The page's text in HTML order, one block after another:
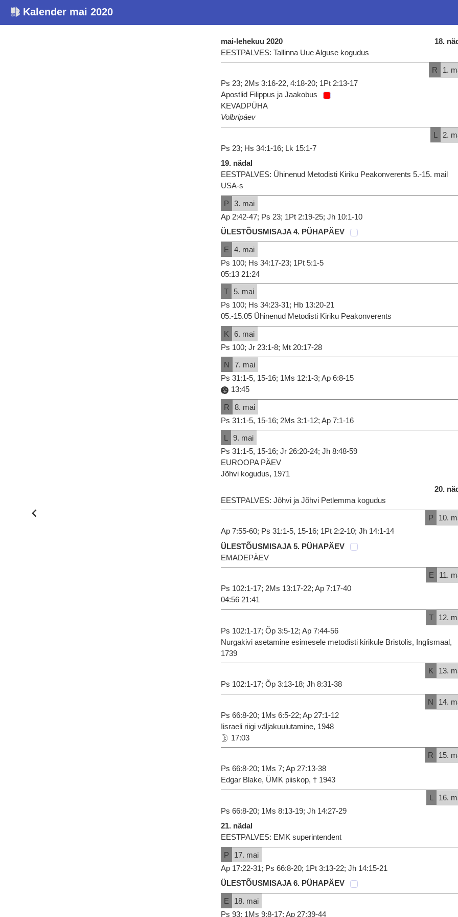
Kalender mai 2020
18.
mai-lehekuu 2020
EESTPALVES: Tallinna Uue Alguse kogudus
R
1.
Ps 23; 2Ms 3:16-22, 4:18-20; 1Pt 2:13-17
Apostlid Filippus ja Jaakobus
KEVADPÜHA
Volbripäev
L
2.
Ps 23; Hs 34:1-16; Lk 15:1-7
19. nädal
EESTPALVES: Ühinenud Metodisti Kiriku Peakonverents 5.-15. mail
USA-s
P
3. mai
Ap 2:42-47; Ps 23; 1Pt 2:19-25; Jh 10:1-10
ÜLESTÕUSMISAJA 4. PÜHAPÄEV
E
4. mai
Ps 100; Hs 34:17-23; 1Pt 5:1-5
05:13 21:24
T
5. mai
Ps 100; Hs 34:23-31; Hb 13:20-21
05.-15.05 Ühinenud Metodisti Kiriku Peakonverents
K
6. mai
Ps 100; Jr 23:1-8; Mt 20:17-28
N
7. mai
Ps 31:1-5, 15-16; 1Ms 12:1-3; Ap 6:8-15
13:45
R
8. mai
Ps 31:1-5, 15-16; 2Ms 3:1-12; Ap 7:1-16
L
9. mai
Ps 31:1-5, 15-16; Jr 26:20-24; Jh 8:48-59
EUROOPA PÄEV
Jõhvi kogudus, 1971
20.
EESTPALVES: Jõhvi ja Jõhvi Petlemma kogudus
P
10.
Ap 7:55-60; Ps 31:1-5, 15-16; 1Pt 2:2-10; Jh 14:1-14
ÜLESTÕUSMISAJA 5. PÜHAPÄEV
EMADEPÄEV
E
11.
Ps 102:1-17; 2Ms 13:17-22; Ap 7:17-40
04:56 21:41
T
12.
Ps 102:1-17; Õp 3:5-12; Ap 7:44-56
Nurgakivi asetamine esimesele metodisti kirikule Bristolis, Inglismaal,
1739
K
13.
Ps 102:1-17; Õp 3:13-18; Jh 8:31-38
N
14.
Ps 66:8-20; 1Ms 6:5-22; Ap 27:1-12
Iisraeli riigi väljakuulutamine, 1948
17:03
R
15.
Ps 66:8-20; 1Ms 7; Ap 27:13-38
Edgar Blake, ÜMK piiskop, † 1943
L
16.
Ps 66:8-20; 1Ms 8:13-19; Jh 14:27-29
21. nädal
EESTPALVES: EMK superintendent
P
17. mai
Ap 17:22-31; Ps 66:8-20; 1Pt 3:13-22; Jh 14:15-21
ÜLESTÕUSMISAJA 6. PÜHAPÄEV
E
18. mai
Ps 93; 1Ms 9:8-17; Ap 27:39-44